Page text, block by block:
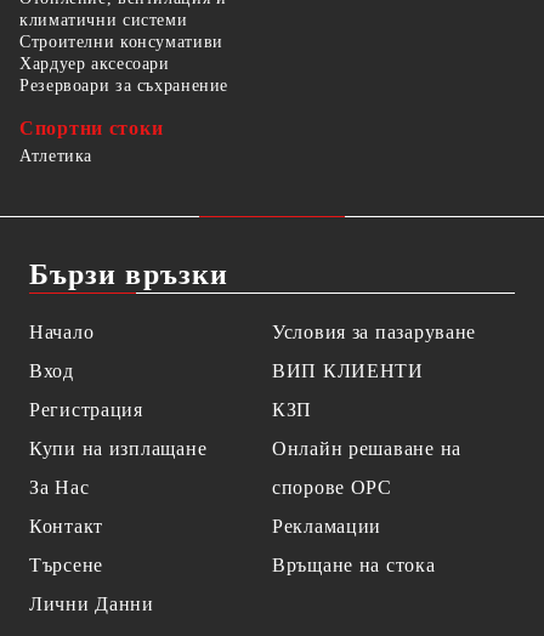
климатични системи
Строителни консумативи
Хардуер аксесоари
Резервоари за съхранение
Спортни стоки
Атлетика
Бързи връзки
Начало
Вход
Регистрация
Купи на изплащане
За Нас
Контакт
Търсене
Лични Данни
Условия за пазаруване
ВИП КЛИЕНТИ
КЗП
Онлайн решаване на
спорове OPC
Рекламации
Връщане на стока